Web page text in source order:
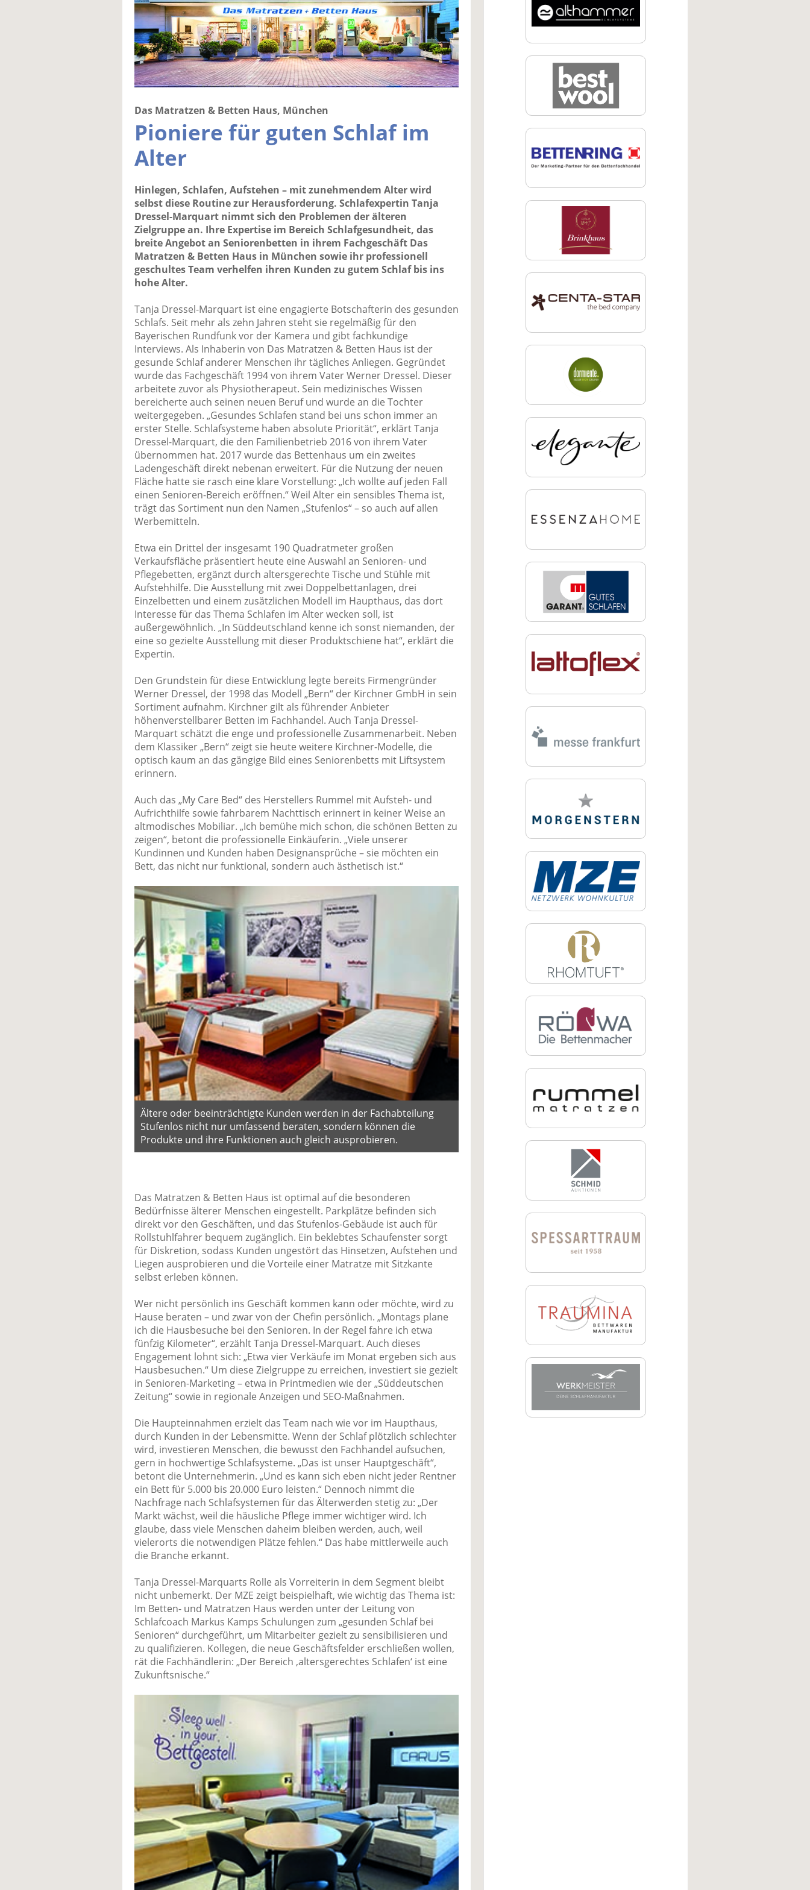
Das Matratzen & Betten Haus, München
Pioniere für guten Schlaf im
Alter
Hinlegen, Schlafen, Aufstehen – mit zunehmendem Alter wird
selbst diese Routine zur Herausforderung. Schlafexpertin Tanja
Dressel-Marquart nimmt sich den Problemen der älteren
Zielgruppe an. Ihre Expertise im Bereich Schlafgesundheit, das
breite Angebot an Seniorenbetten in ihrem Fachgeschäft Das
Matratzen & Betten Haus in München sowie ihr professionell
geschultes Team verhelfen ihren Kunden zu gutem Schlaf bis ins
hohe Alter.
Tanja Dressel-Marquart ist eine engagierte Botschafterin des gesunden
Schlafs. Seit mehr als zehn Jahren steht sie regelmäßig für den
Bayerischen Rundfunk vor der Kamera und gibt fachkundige
Interviews. Als Inhaberin von Das Matratzen & Betten Haus ist der
gesunde Schlaf anderer Menschen ihr tägliches Anliegen. Gegründet
wurde das Fachgeschäft 1994 von ihrem Vater Werner Dressel. Dieser
arbeitete zuvor als Physiotherapeut. Sein medizinisches Wissen
bereicherte auch seinen neuen Beruf und wurde an die Tochter
weitergegeben. „Gesundes Schlafen stand bei uns schon immer an
erster Stelle. Schlafsysteme haben absolute Priorität“, erklärt Tanja
Dressel-Marquart, die den Familienbetrieb 2016 von ihrem Vater
übernommen hat. 2017 wurde das Bettenhaus um ein zweites
Ladengeschäft direkt nebenan erweitert. Für die Nutzung der neuen
Fläche hatte sie rasch eine klare Vorstellung: „Ich wollte auf jeden Fall
einen Senioren-Bereich eröffnen.“ Weil Alter ein sensibles Thema ist,
trägt das Sortiment nun den Namen „Stufenlos“ – so auch auf allen
Werbemitteln.
Etwa ein Drittel der insgesamt 190 Qua­dratmeter großen
Verkaufsfläche präsentiert heute eine Auswahl an Senioren- und
Pflegebetten, ergänzt durch altersgerechte Tische und Stühle mit
Aufstehhilfe. Die Ausstellung mit zwei Doppelbettanlagen, drei
Einzelbetten und einem zusätzlichen Modell im Haupthaus, das dort
Interesse für das Thema Schlafen im Alter wecken soll, ist
außergewöhnlich. „In Süddeutschland kenne ich sonst niemanden, der
eine so gezielte Ausstellung mit dieser Produktschiene hat“, erklärt die
Expertin.
Den Grundstein für diese Entwicklung legte bereits Firmengründer
Werner Dressel, der 1998 das Modell „Bern“ der Kirchner GmbH in sein
Sortiment aufnahm. Kirchner gilt als führender Anbieter
höhenverstellbarer Betten im Fachhandel. Auch Tanja Dressel-
Marquart schätzt die enge und professionelle Zusammenarbeit. Neben
dem Klassiker „Bern“ zeigt sie heute weitere Kirchner-Modelle, die
optisch kaum an das gängige Bild eines Seniorenbetts mit Liftsystem
erinnern.
Auch das „My Care Bed“ des Herstellers Rummel mit Aufsteh- und
Aufrichthilfe sowie fahrbarem Nachttisch erinnert in keiner Weise an
altmodisches Mobiliar. „Ich bemühe mich schon, die schönen Betten zu
zeigen“, betont die professionelle Einkäuferin. „Viele unserer
Kundinnen und Kunden haben Designansprüche – sie möchten ein
Bett, das nicht nur funktional, sondern auch ästhetisch ist.“
Ältere oder beeinträchtigte Kunden werden in der Fachabteilung
Stufenlos nicht nur umfassend beraten, sondern können die
Produkte und ihre Funktionen auch gleich ausprobieren.
Das Matratzen & Betten Haus ist optimal auf die besonderen
Bedürfnisse älterer Menschen eingestellt. Parkplätze befinden sich
direkt vor den Geschäften, und das Stufenlos-Gebäude ist auch für
Rollstuhlfahrer bequem zugänglich. Ein beklebtes Schaufenster sorgt
für Diskretion, sodass Kunden ungestört das Hinsetzen, Aufstehen und
Liegen ausprobieren und die Vorteile einer Matratze mit Sitzkante
selbst erleben können.
Wer nicht persönlich ins Geschäft kommen kann oder möchte, wird zu
Hause beraten – und zwar von der Chefin persönlich. „Montags plane
ich die Hausbesuche bei den Senioren. In der Regel fahre ich etwa
fünfzig Kilometer“, erzählt Tanja Dressel-Marquart. Auch dieses
Engagement lohnt sich: „Etwa vier Verkäufe im Monat ergeben sich aus
Hausbesuchen.“ Um diese Zielgruppe zu erreichen, investiert sie gezielt
in Senioren-Marketing – etwa in Printmedien wie der „Süddeutschen
Zeitung“ sowie in regionale Anzeigen und SEO-Maßnahmen.
Die Haupteinnahmen erzielt das Team nach wie vor im Haupthaus,
durch Kunden in der Lebensmitte. Wenn der Schlaf plötzlich schlechter
wird, investieren Menschen, die bewusst den Fachhandel aufsuchen,
gern in hochwertige Schlafsysteme. „Das ist unser Hauptgeschäft“,
betont die Unternehmerin. „Und es kann sich eben nicht jeder Rentner
ein Bett für 5.000 bis 20.000 Euro leisten.“ Dennoch nimmt die
Nachfrage nach Schlafsystemen für das Älterwerden stetig zu: „Der
Markt wächst, weil die häusliche Pflege immer wichtiger wird. Ich
glaube, dass viele Menschen daheim bleiben werden, auch, weil
vielerorts die notwendigen Plätze fehlen.“ Das habe mittlerweile auch
die Branche erkannt.
Tanja Dressel-Marquarts Rolle als Vorreiterin in dem Segment bleibt
nicht unbemerkt. Der MZE zeigt beispielhaft, wie wichtig das Thema ist:
Im Betten- und Matratzen Haus werden unter der Leitung von
Schlafcoach Markus Kamps Schulungen zum „gesunden Schlaf bei
Senioren“ durchgeführt, um Mitarbeiter gezielt zu sensibilisieren und
zu qualifizieren. Kollegen, die neue Geschäftsfelder erschließen wollen,
rät die Fachhändlerin: „Der Bereich ‚altersgerechtes Schlafen‘ ist eine
Zukunftsnische.“